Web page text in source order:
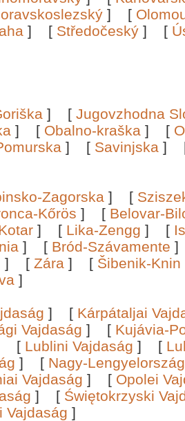
] [
] [ Středočeský ] [
] [ Jugovzhodna
] [ Obalno-kraška ] [
] [ Savinjska ]
Zagorska ] [
Kőrös ] [ Belovar-
] [ Lika-Zengg ] [
] [ Bród-Szávamente
] [ Zára ] [ Šibenik-Knin
]
] [ Kárpátaljai
Vajdaság ] [ Kujávia-
[ Lublini Vajdaság ] [
] [ Nagy-
Vajdaság ] [ Opolei
] [ Świętokrzyski
Vajdaság ]